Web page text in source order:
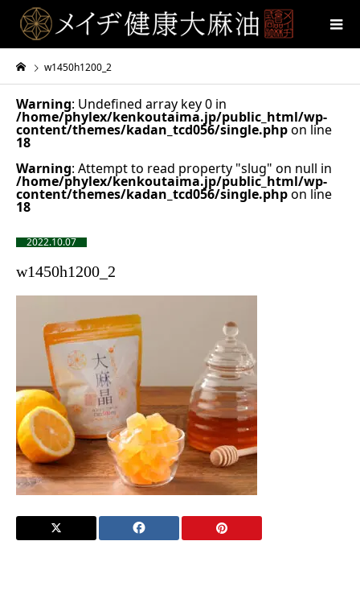
w1450h1200_2
Warning: Undefined array key 0 in
/home/phylex/kenkoutaima.jp/public_html/wp-
content/themes/kadan_tcd056/single.phpon line
18
Warning: Attempt to read property "slug" on null in
/home/phylex/kenkoutaima.jp/public_html/wp-
content/themes/kadan_tcd056/single.phpon line
18
2022.10.07
w1450h1200_2